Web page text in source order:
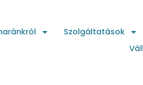
Szolgáltatások